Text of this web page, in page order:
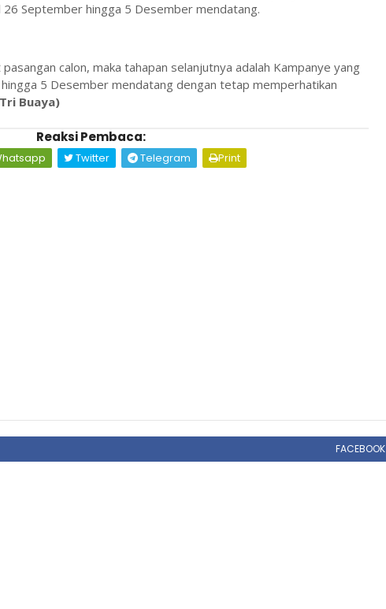
September hingga 5 Desember mendatang.
calon, maka tahapan selanjutnya adalah Kampanye yang
5 Desember mendatang dengan tetap memperhatikan
Tri Buaya)
Reaksi Pembaca:
Twitter Telegram Print
FACEBOOK